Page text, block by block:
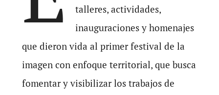
talleres, actividades,
inauguraciones y homenajes
que dieron vida al primer festival de la
imagen con enfoque territorial, que busca
fomentar y visibilizar los trabajos de